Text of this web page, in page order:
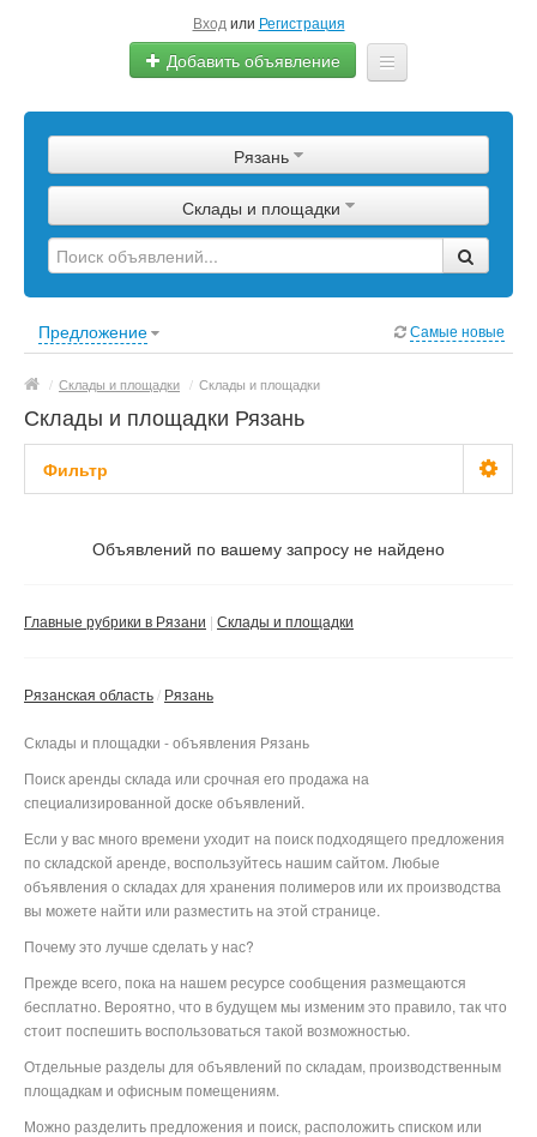
Вход или Регистрация
Добавить объявление
Сырье
Изделия
Оборудование
Рязань
Склады и площадки
Предложение Самые новые
/ Склады и площадки / Склады и площадки
Склады и площадки Рязань
Фильтр
Не важно
Без посредников
Применить Сбросить фильтр
Объявлений по вашему запросу не найдено
Главные рубрики в Рязани Склады и площадки
Рязанская область Рязань
Склады и площадки - объявления Рязань
Поиск аренды склада или срочная его продажа на
специализированной доске объявлений.
Если у вас много времени уходит на поиск подходящего предложения
по складской аренде, воспользуйтесь нашим сайтом. Любые
объявления о складах для хранения полимеров или их производства
вы можете найти или разместить на этой странице.
Почему это лучше сделать у нас?
Прежде всего, пока на нашем ресурсе сообщения размещаются
бесплатно. Вероятно, что в будущем мы изменим это правило, так что
стоит поспешить воспользоваться такой возможностью.
Отдельные разделы для объявлений по складам, производственным
площадкам и офисным помещениям.
Можно разделить предложения и поиск, расположить списком или